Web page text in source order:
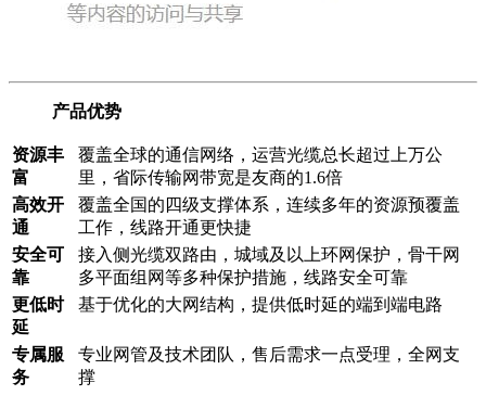
产品优势
资源丰
富
覆盖全球的通信网络，运营光缆总长超过上万公
里，省际传输网带宽是友商的1.6倍
高效开
通
覆盖全国的四级支撑体系，连续多年的资源预覆盖
工作，线路开通更快捷
安全可
靠
接入侧光缆双路由，城域及以上环网保护，骨干网
多平面组网等多种保护措施，线路安全可靠
更低时
延
基于优化的大网结构，提供低时延的端到端电路
专属服
务
专业网管及技术团队，售后需求一点受理，全网支
撑